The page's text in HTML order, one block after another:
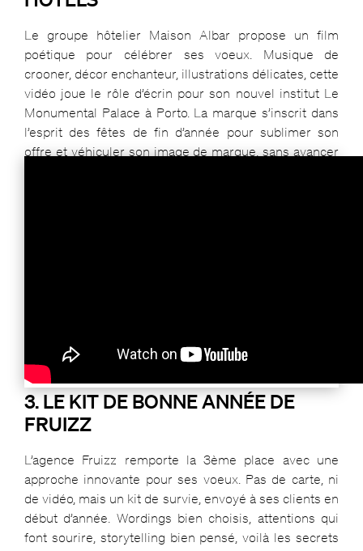
Le groupe hôtelier Maison Albar propose un film
poétique pour célébrer ses voeux. Musique de
crooner, décor enchanteur, illustrations délicates, cette
vidéo joue le rôle d’écrin pour son nouvel institut Le
Monumental Palace à Porto. La marque s’inscrit dans
l’esprit des fêtes de fin d’année pour sublimer son
offre et véhiculer son image de marque, sans avancer
Le film de Maisons Albar Hotels
3. LE KIT DE BONNE ANNÉE DE
FRUIZZ
L’agence Fruizz remporte la 3ème place avec une
approche innovante pour ses voeux. Pas de carte, ni
de vidéo, mais un kit de survie, envoyé à ses clients en
début d’année. Wordings bien choisis, attentions qui
font sourire, storytelling bien pensé, voilà les secrets